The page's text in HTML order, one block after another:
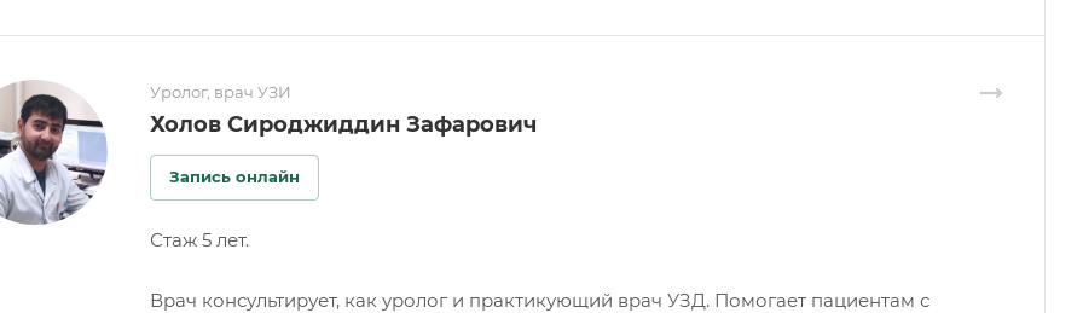
Уролог, врач УЗИ
Холов Сироджиддин Зафарович
Запись онлайн
Стаж 5 лет.
Врач консультирует, как уролог и практикующий врач УЗД. Помогает пациентам с